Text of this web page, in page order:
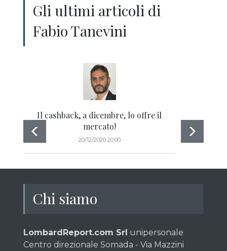
Gli ultimi articoli di
Fabio Tanevini
Il cashback, a dicembre, lo offre il
mercato!
20/12/2020 20:00
Chi siamo
LombardReport.com Srl unipersonale
Centro direzionale Somada - Via Mazzini